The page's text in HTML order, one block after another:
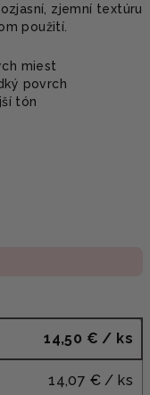
zjemní textúru
použití.
miest
povrch
tón
14,50 € / ks
14,07 € / ks